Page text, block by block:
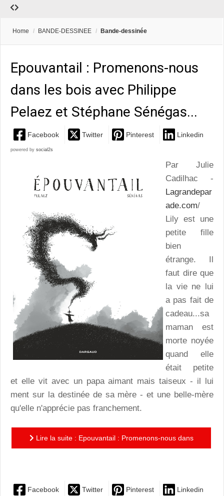
Home / BANDE-DESSINEE / Bande-dessinée
Epouvantail : Promenons-nous
dans les bois avec Philippe
Pelaez et Stéphane Sénégas...
Facebook Twitter Pinterest Linkedin
powered by social2s
Par Julie
Cadilhac -
Lagrandepar
ade.com/
Lily est une
petite fille
bien
étrange. Il
faut dire que
la vie ne lui
a pas fait de
cadeau...sa
maman est
morte noyée
quand elle
était petite
et elle vit avec un papa aimant mais taiseux - il lui
ment sur la destinée de sa mère - et une belle-mère
qu'elle n'apprécie pas franchement.
Lire la suite : Epouvantail : Promenons-nous dans
Facebook Twitter Pinterest Linkedin